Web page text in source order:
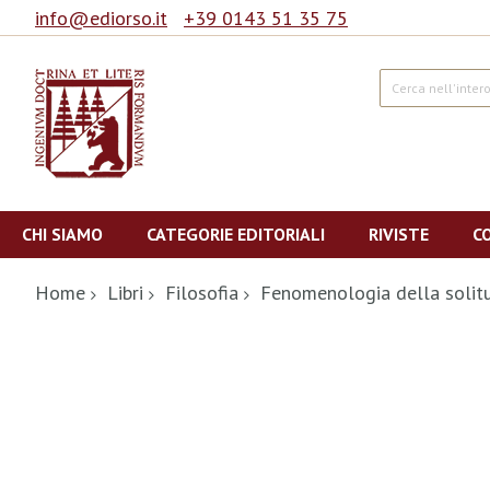
info@ediorso.it +39 0143 51 35 75
Cerca
al
contenuto
CHI SIAMO CATEGORIE EDITORIALI RIVISTE
Home Libri Filosofia Fenomenologia della